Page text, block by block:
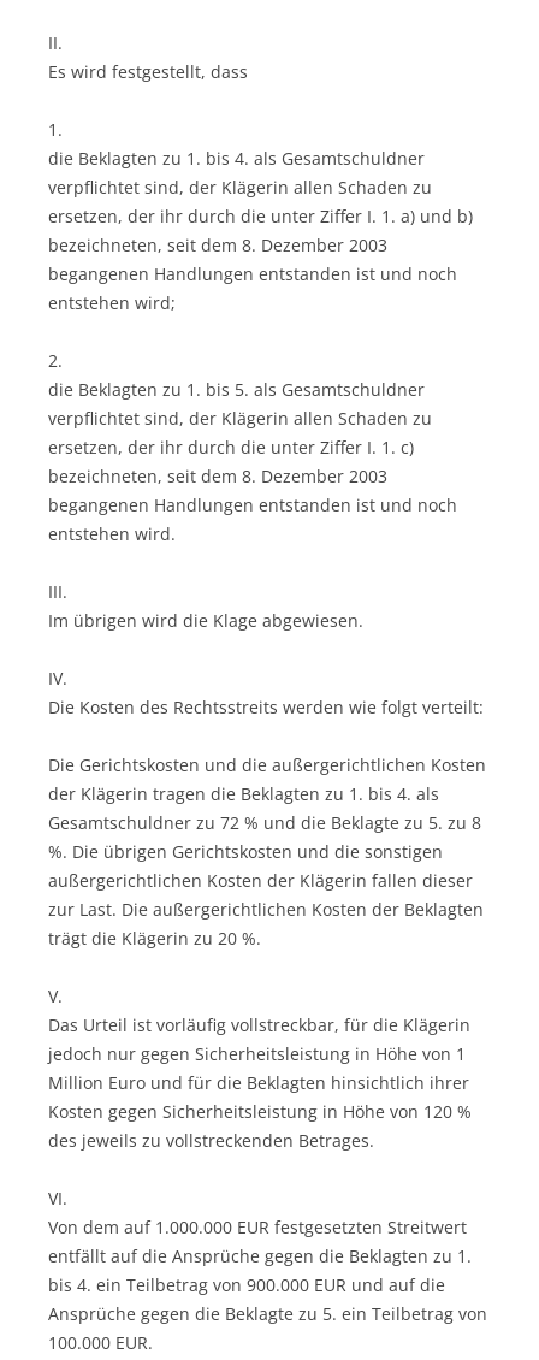
II.
Es wird festgestellt, dass
1.
die Beklagten zu 1. bis 4. als Gesamtschuldner
verpflichtet sind, der Klägerin allen Schaden zu
ersetzen, der ihr durch die unter Ziffer I. 1. a) und b)
bezeichneten, seit dem 8. Dezember 2003
begangenen Handlungen entstanden ist und noch
entstehen wird;
2.
die Beklagten zu 1. bis 5. als Gesamtschuldner
verpflichtet sind, der Klägerin allen Schaden zu
ersetzen, der ihr durch die unter Ziffer I. 1. c)
bezeichneten, seit dem 8. Dezember 2003
begangenen Handlungen entstanden ist und noch
entstehen wird.
III.
Im übrigen wird die Klage abgewiesen.
IV.
Die Kosten des Rechtsstreits werden wie folgt verteilt:
Die Gerichtskosten und die außergerichtlichen Kosten
der Klägerin tragen die Beklagten zu 1. bis 4. als
Gesamtschuldner zu 72 % und die Beklagte zu 5. zu 8
%. Die übrigen Gerichtskosten und die sonstigen
außergerichtlichen Kosten der Klägerin fallen dieser
zur Last. Die außergerichtlichen Kosten der Beklagten
trägt die Klägerin zu 20 %.
V.
Das Urteil ist vorläufig vollstreckbar, für die Klägerin
jedoch nur gegen Sicherheitsleistung in Höhe von 1
Million Euro und für die Beklagten hinsichtlich ihrer
Kosten gegen Sicherheitsleistung in Höhe von 120 %
des jeweils zu vollstreckenden Betrages.
VI.
Von dem auf 1.000.000 EUR festgesetzten Streitwert
entfällt auf die Ansprüche gegen die Beklagten zu 1.
bis 4. ein Teilbetrag von 900.000 EUR und auf die
Ansprüche gegen die Beklagte zu 5. ein Teilbetrag von
100.000 EUR.